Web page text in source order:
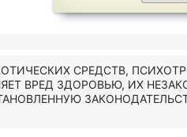
СРЕДСТВ,
ВРЕД ЗДОРОВЬЮ, ИХ